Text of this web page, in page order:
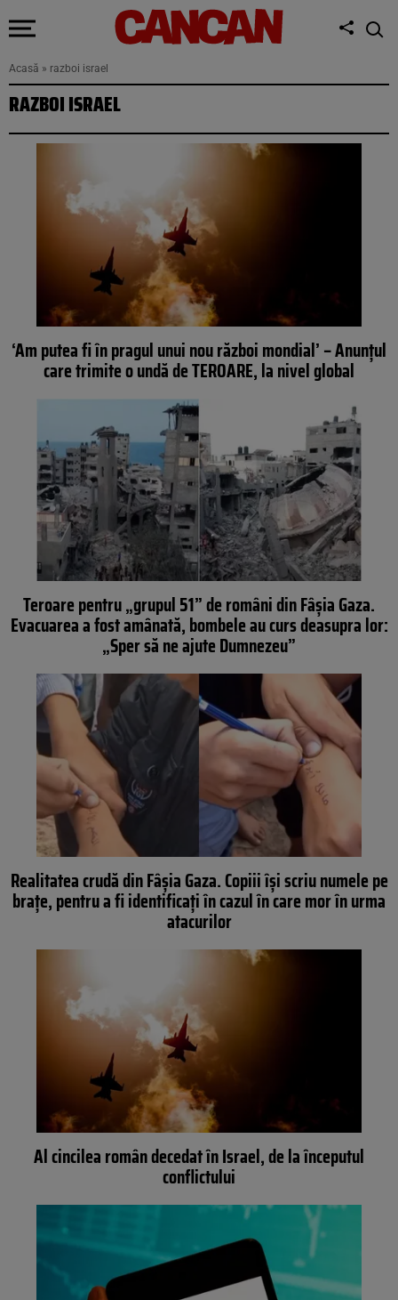
Acasă » razboi israel
RAZBOI ISRAEL
‘Am putea fi în pragul unui nou război mondial’ – Anunțul
care trimite o undă de TEROARE, la nivel global
Teroare pentru „grupul 51” de români din Fâșia Gaza.
Evacuarea a fost amânată, bombele au curs deasupra lor:
„Sper să ne ajute Dumnezeu”
Realitatea crudă din Fâșia Gaza. Copiii își scriu numele pe
brațe, pentru a fi identificați în cazul în care mor în urma
atacurilor
Al cincilea român decedat în Israel, de la începutul
conflictului